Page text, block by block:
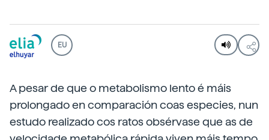
EU
A pesar de que o metabolismo lento é máis
prolongado en comparación coas especies, nun
estudo realizado cos ratos obsérvase que as de